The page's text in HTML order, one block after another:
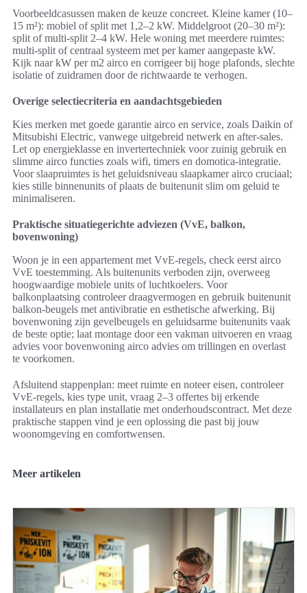
Voorbeeldcasussen maken de keuze concreet. Kleine kamer (10–
15 m²): mobiel of split met 1,2–2 kW. Middelgroot (20–30 m²):
split of multi-split 2–4 kW. Hele woning met meerdere ruimtes:
multi-split of centraal systeem met per kamer aangepaste kW.
Kijk naar kW per m2 airco en corrigeer bij hoge plafonds, slechte
isolatie of zuidramen door de richtwaarde te verhogen.
Overige selectiecriteria en aandachtsgebieden
Kies merken met goede garantie airco en service, zoals Daikin of
Mitsubishi Electric, vanwege uitgebreid netwerk en after-sales.
Let op energieklasse en invertertechniek voor zuinig gebruik en
slimme airco functies zoals wifi, timers en domotica-integratie.
Voor slaapruimtes is het geluidsniveau slaapkamer airco cruciaal;
kies stille binnenunits of plaats de buitenunit slim om geluid te
minimaliseren.
Praktische situatiegerichte adviezen (VvE, balkon,
bovenwoning)
Woon je in een appartement met VvE-regels, check eerst airco
VvE toestemming. Als buitenunits verboden zijn, overweeg
hoogwaardige mobiele units of luchtkoelers. Voor
balkonplaatsing controleer draagvermogen en gebruik buitenunit
balkon-beugels met antivibratie en esthetische afwerking. Bij
bovenwoning zijn gevelbeugels en geluidsarme buitenunits vaak
de beste optie; laat montage door een vakman uitvoeren en vraag
advies voor bovenwoning airco advies om trillingen en overlast
te voorkomen.
Afsluitend stappenplan: meet ruimte en noteer eisen, controleer
VvE-regels, kies type unit, vraag 2–3 offertes bij erkende
installateurs en plan installatie met onderhoudscontract. Met deze
praktische stappen vind je een oplossing die past bij jouw
woonomgeving en comfortwensen.
Meer artikelen